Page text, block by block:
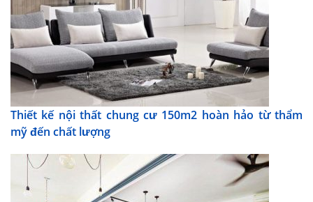
Thiết kế nội thất chung cư 150m2 hoàn hảo từ thẩm
mỹ đến chất lượng